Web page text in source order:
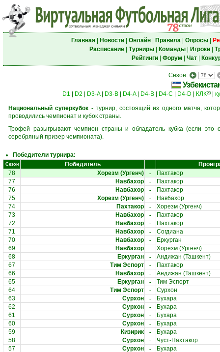
Главная| Новости| Онлайн| Правила| Опросы|
Расписание| Турниры| Команды| Игроки|
Рейтинги| Форум Чат|
Сезон:
D1 D2 D3-A| D3-B D4-A| D4-B D4-C D4-D КЛК20|
Национальный суперкубок - турнир, состоящий из одного матча,
проводились чемпионат и кубок страны.
Трофей разыгрывают чемпион страны и обладатель кубка (если
серебряный призер чемпионата).
Победители турнира:
Сезон Победитель
78
Хорезм (Ургенч) -
Пахтакор
77
Навбахор -
Пахтакор
76
Навбахор -
Пахтакор
75
Хорезм (Ургенч) -
Навбахор
74
Пахтакор -
Хорезм (Ургенч)
73
Навбахор -
Пахтакор
72
Навбахор -
Пахтакор
71
Навбахор -
Согдиана
70
Навбахор -
Еркурган
69
Навбахор -
Хорезм (Ургенч)
68
Еркурган -
Андижан (Ташкент)
67
Тим Эспорт -
Пахтакор
66
Навбахор -
Андижан (Ташкент)
65
Еркурган -
Тим Эспорт
64
Тим Эспорт -
Сурхон
63
Сурхон -
Бухара
62
Сурхон -
Бухара
61
Сурхон -
Бухара
60
Сурхон -
Бухара
59
Кизирик -
Бухара
58
Сурхон -
Чуст-Пахтакор
57
Сурхон -
Бухара